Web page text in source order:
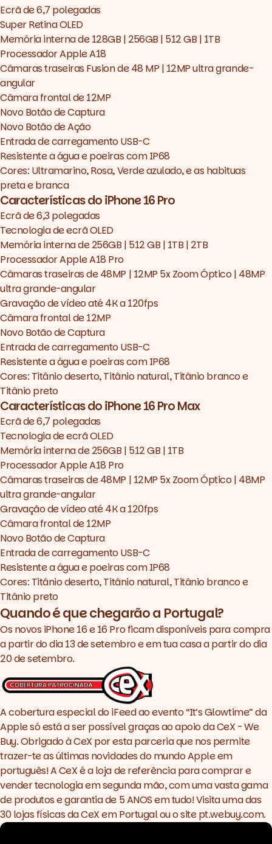
Ecrã de 6,7 polegadas
Super Retina OLED
Memória interna de 128GB | 256GB | 512 GB | 1TB
Processador Apple A18
Câmaras traseiras Fusion de 48 MP | 12MP ultra grande-
angular
Câmara frontal de 12MP
Novo Botão de Captura
Novo Botão de Ação
Entrada de carregamento USB-C
Resistente a água e poeiras com IP68
Cores: Ultramarino, Rosa, Verde azulado, e as habituas
preta e branca
Características do iPhone 16 Pro
Ecrã de 6,3 polegadas
Tecnologia de ecrã OLED
Memória interna de 256GB | 512 GB | 1TB | 2TB
Processador Apple A18 Pro
Câmaras traseiras de 48MP | 12MP 5x Zoom Óptico | 48MP
ultra grande-angular
Gravação de vídeo até 4K a 120fps
Câmara frontal de 12MP
Novo Botão de Captura
Entrada de carregamento USB-C
Resistente a água e poeiras com IP68
Cores: Titânio deserto, Titânio natural, Titânio branco e
Titânio preto
Características do iPhone 16 Pro Max
Ecrã de 6,7 polegadas
Tecnologia de ecrã OLED
Memória interna de 256GB | 512 GB | 1TB
Processador Apple A18 Pro
Câmaras traseiras de 48MP | 12MP 5x Zoom Óptico | 48MP
ultra grande-angular
Gravação de vídeo até 4K a 120fps
Câmara frontal de 12MP
Novo Botão de Captura
Entrada de carregamento USB-C
Resistente a água e poeiras com IP68
Cores: Titânio deserto, Titânio natural, Titânio branco e
Titânio preto
Quando é que chegarão a Portugal?
Os novos iPhone 16 e 16 Pro ficam disponíveis para compra
a partir do dia 13 de setembro e em tua casa a partir do dia
20 de setembro.
A cobertura especial do iFeed ao evento “It’s Glowtime” da
Apple só está a ser possível graças ao apoio da CeX - We
Buy. Obrigado à CeX por esta parceria que nos permite
trazer-te as últimas novidades do mundo Apple em
português! A CeX é a loja de referência para comprar e
vender tecnologia em segunda mão, com uma vasta gama
de produtos e garantia de 5 ANOS em tudo! Visita uma das
30 lojas físicas da CeX em Portugal ou o sitept.webuy.com.